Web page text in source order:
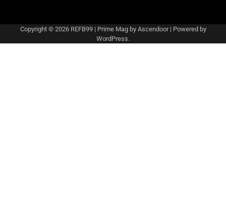
Copyright © 2026 REFB99| Prime Mag by Ascendoor| Powered by
WordPress.